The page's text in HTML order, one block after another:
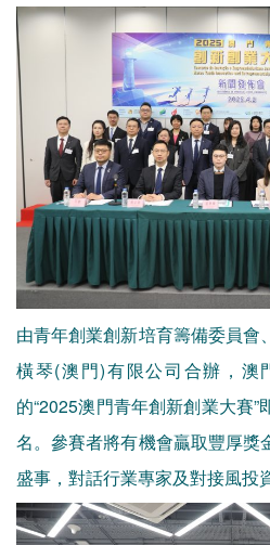
由青年創業創新培育籌備委員會
橫琴(澳門)有限公司合辦，澳
的“2025澳門青年創新創業大賽
名。參賽者將有機會贏取豐厚獎
盛事，對話行業專家及對接風投